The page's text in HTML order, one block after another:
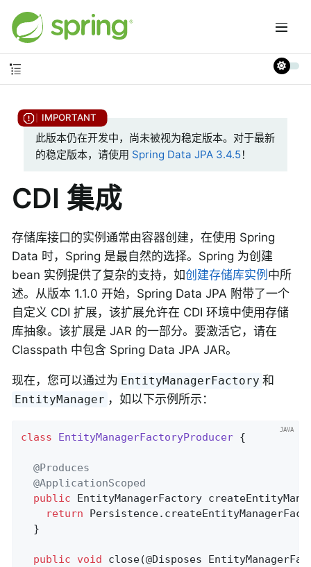
此版本仍在开发中，尚未被视为稳定版本。对于最新
的稳定版本，请使用 Spring Data JPA 3.4.5！
CDI 集成
存储库接口的实例通常由容器创建，在使用 Spring
Data 时，Spring 是最自然的选择。Spring 为创建
bean 实例提供了复杂的支持，如创建存储库实例 中所
述。从版本 1.1.0 开始，Spring Data JPA 附带了一个
自定义 CDI 扩展，该扩展允许在 CDI 环境中使用存储
库抽象。该扩展是 JAR 的一部分。要激活它，请在
Classpath 中包含 Spring Data JPA JAR。
现在，您可以通过为 EntityManagerFactory 和
EntityManager ，如以下示例所示：
class EntityManagerFactoryProducer {
@Produces
@ApplicationScoped
public EntityManagerFactory
return
  }
public void close(@Disposes